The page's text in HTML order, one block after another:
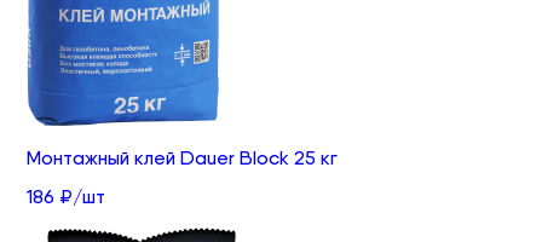
Монтажный клей Dauer Block 25 кг
186 ₽/шт